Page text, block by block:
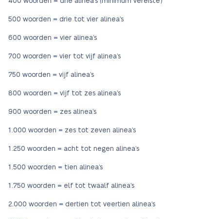
500 woorden = drie tot vier alinea’s
600 woorden = vier alinea’s
700 woorden = vier tot vijf alinea’s
750 woorden = vijf alinea’s
800 woorden = vijf tot zes alinea’s
900 woorden = zes alinea’s
1.000 woorden = zes tot zeven alinea’s
1.250 woorden = acht tot negen alinea’s
1.500 woorden = tien alinea’s
1.750 woorden = elf tot twaalf alinea’s
2.000 woorden = dertien tot veertien alinea’s